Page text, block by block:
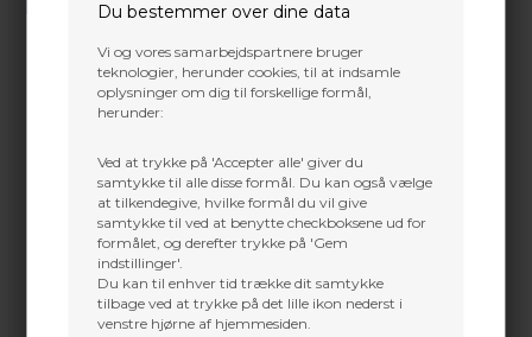
Du bestemmer over dine data
Vi og vores samarbejdspartnere bruger
teknologier, herunder cookies, til at indsamle
oplysninger om dig til forskellige formål,
herunder:
Ved at trykke på 'Accepter alle' giver du
samtykke til alle disse formål. Du kan også vælge
at tilkendegive, hvilke formål du vil give
samtykke til ved at benytte checkboksene ud for
formålet, og derefter trykke på 'Gem
indstillinger'.
Du kan til enhver tid trække dit samtykke
tilbage ved at trykke på det lille ikon nederst i
venstre hjørne af hjemmesiden.
Martin Damsbo
Sjælland
+45 2751 3356
martin@baldurs-archery.dk
+45 9718 3356
kontakt@baldurs-archery.dk
Vi præsenterer den helt nyeEaston 5mm FMJ MAX
Den nye FMJ MAX kombinerer den velkendte
slagkraft fraFull Metal Jacket-pilemed den øgede
hastighed fra enlettere platform. FMJ MAX er
udviklet til alsidig og afbalanceret performance og
giver entenhurtigere pilehastighed mod målet
eller mulighed for
højere FOC-opbygninger (Front
of Center) for øget præcision.